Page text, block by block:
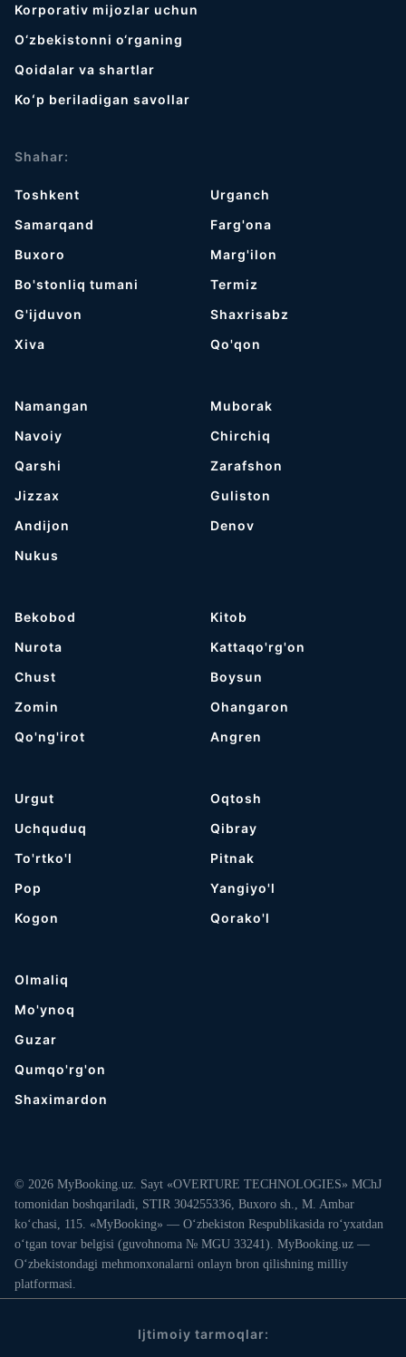
Korporativ mijozlar uchun
O‘zbekistonni o‘rganing
Qoidalar va shartlar
Koʻp beriladigan savollar
Shahar:
Toshkent
Samarqand
Buxoro
Bo'stonliq tumani
G'ijduvon
Хiva
Urganch
Farg'ona
Marg'ilon
Termiz
Shaxrisabz
Qo'qon
Namangan
Navoiy
Qarshi
Jizzax
Andijon
Nukus
Muborak
Chirchiq
Zarafshon
Guliston
Denov
Bekobod
Nurota
Chust
Zomin
Qo'ng'irot
Kitob
Kattaqo'rg'on
Boysun
Ohangaron
Angren
Urgut
Uchquduq
To'rtko'l
Pop
Kogon
Oqtosh
Qibray
Pitnak
Yangiyo'l
Qorako'l
Olmaliq
Mo'ynoq
Guzar
Qumqo'rg'on
Shaximardon
© 2026 MyBooking.uz. Sayt «OVERTURE TECHNOLOGIES» MChJ
tomonidan boshqariladi, STIR 304255336, Buxoro sh., M. Ambar
ko‘chasi, 115. «MyBooking» — O‘zbekiston Respublikasida ro‘yxatdan
o‘tgan tovar belgisi (guvohnoma № MGU 33241). MyBooking.uz —
O‘zbekistondagi mehmonxonalarni onlayn bron qilishning milliy
platformasi.
Ijtimoiy tarmoqlar: